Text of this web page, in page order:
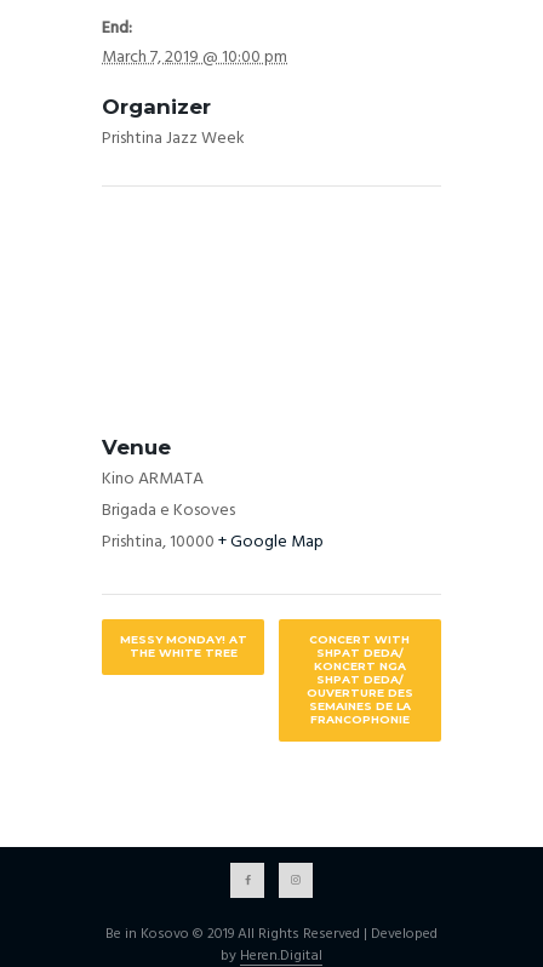
End:
March 7, 2019 @ 10:00 pm
Organizer
Prishtina Jazz Week
Venue
Kino ARMATA
Brigada e Kosoves
Prishtina,10000+ Google Map
MESSY MONDAY! AT
THE WHITE TREE
CONCERT WITH
SHPAT DEDA/
KONCERT NGA
SHPAT DEDA/
OUVERTURE DES
SEMAINES DE LA
FRANCOPHONIE
Be in Kosovo © 2019 All Rights Reserved | Developed
by Heren.Digital